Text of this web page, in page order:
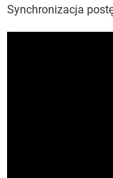
Synchronizacja